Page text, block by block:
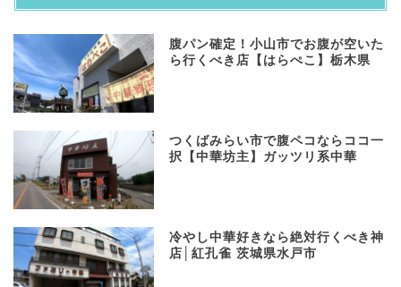
​腹パン確定！小山市でお腹が空いた
ら行くべき店【はらぺこ】栃木県
つくばみらい市で腹ペコならココ一
択【中華坊主】ガッツリ系中華
冷やし中華好きなら絶対行くべき神
店│紅孔雀 茨城県水戸市